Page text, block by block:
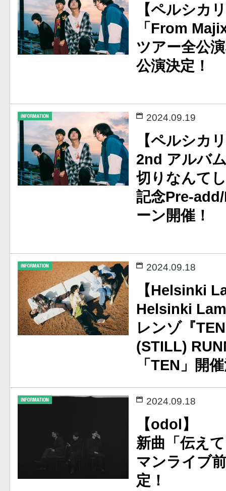
【ペルシカ
「From
ツアー全公
公演決定！
2024.09.19
【ペルシカ
2nd アルバ
切りなんて
記念Pre-
ーン開催！
2024.09.18
【Helsinki
Helsinki
レンゾ『
(STILL)
「TEN」開
2024.09.18
【odol】
新曲「伝え
マンライブ
定！